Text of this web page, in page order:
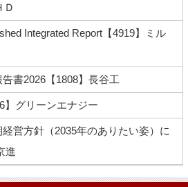
Ｄ
Integrated Report【4919】ミル
書2026【1808】長谷工
】グリーンエナジー
営方針（2035年のありたい姿）に
進